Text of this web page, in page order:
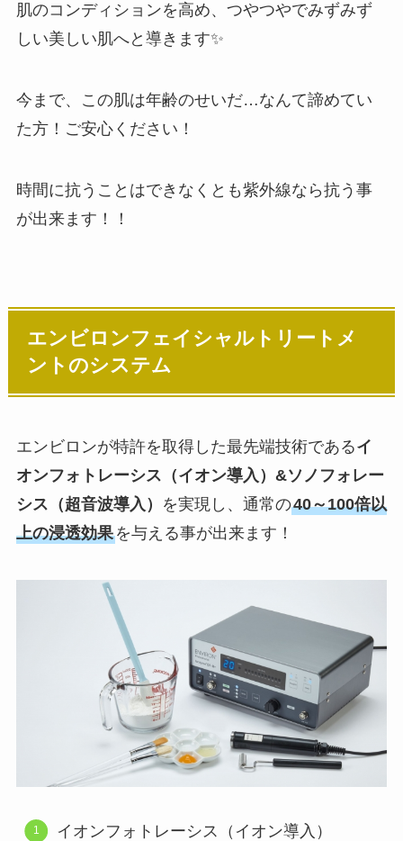
肌のコンディションを高め、つやつやでみずみず
しい美しい肌へと導きます✨
今まで、この肌は年齢のせいだ…なんて諦めてい
た方！ご安心ください！
時間に抗うことはできなくとも紫外線なら抗う事
が出来ます！！
エンビロンフェイシャルトリートメ
ントのシステム
エンビロンが特許を取得した最先端技術であるイ
オンフォトレーシス（イオン導入）&ソノフォレー
シス（超音波導入）
を実現し、通常の40～100倍以
上の浸透効果を与える事が出来ます！
イオンフォトレーシス（イオン導入）